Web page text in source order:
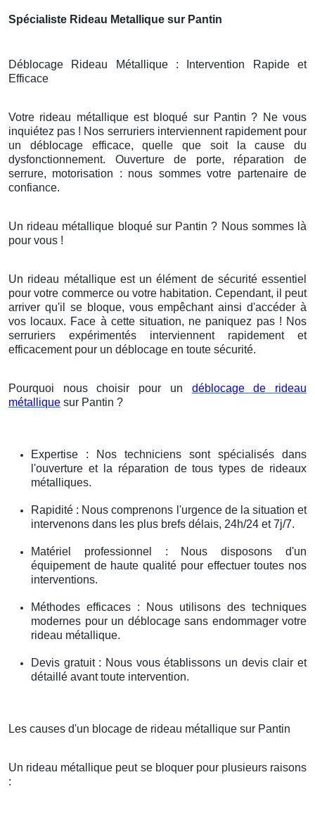
Spécialiste Rideau Metallique sur Pantin
Déblocage Rideau Métallique : Intervention Rapide et
Efficace
Votre rideau métallique est bloqué sur Pantin ? Ne vous
inquiétez pas ! Nos serruriers interviennent rapidement pour
un déblocage efficace, quelle que soit la cause du
dysfonctionnement. Ouverture de porte, réparation de
serrure, motorisation : nous sommes votre partenaire de
confiance.
Un rideau métallique bloqué sur Pantin ? Nous sommes là
pour vous !
Un rideau métallique est un élément de sécurité essentiel
pour votre commerce ou votre habitation. Cependant, il peut
arriver qu'il se bloque, vous empêchant ainsi d'accéder à
vos locaux. Face à cette situation, ne paniquez pas ! Nos
serruriers expérimentés interviennent rapidement et
efficacement pour un déblocage en toute sécurité.
Pourquoi nous choisir pour un déblocage de rideau
métallique sur Pantin ?
Expertise : Nos techniciens sont spécialisés dans
l'ouverture et la réparation de tous types de rideaux
métalliques.
Rapidité : Nous comprenons l'urgence de la situation et
intervenons dans les plus brefs délais, 24h/24 et 7j/7.
Matériel professionnel : Nous disposons d'un
équipement de haute qualité pour effectuer toutes nos
interventions.
Méthodes efficaces : Nous utilisons des techniques
modernes pour un déblocage sans endommager votre
rideau métallique.
Devis gratuit : Nous vous établissons un devis clair et
détaillé avant toute intervention.
Les causes d'un blocage de rideau métallique sur Pantin
Un rideau métallique peut se bloquer pour plusieurs raisons
: